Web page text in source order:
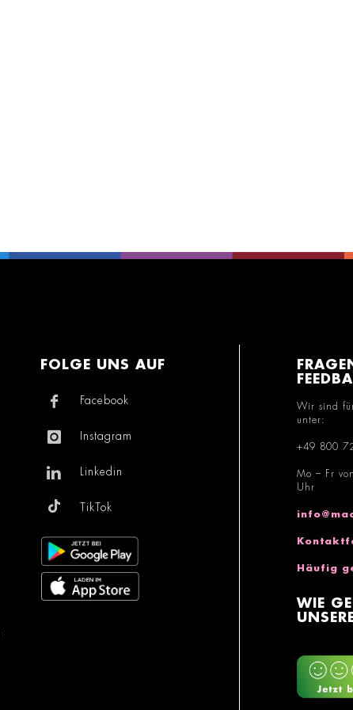
FOLGE UNS AUF
Facebook
Instagram
Linkedin
TikTok
Wir sind
unter:
+49 800
Mo – Fr
Uhr
Häufig
WIE